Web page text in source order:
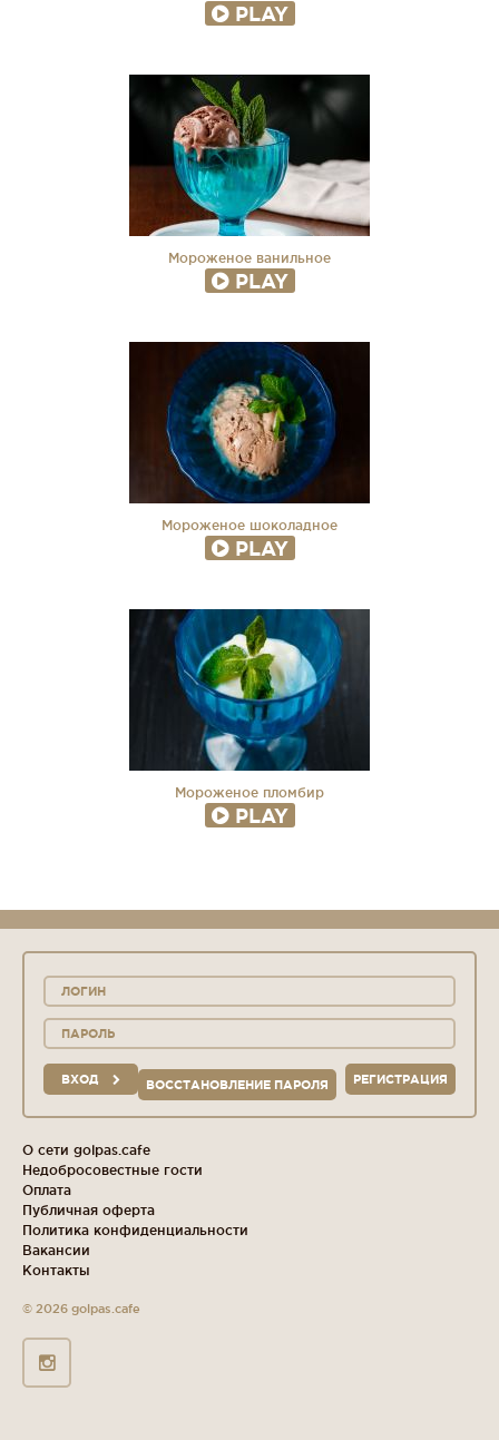
PLAY
Мороженое ванильное
PLAY
Мороженое шоколадное
PLAY
Мороженое пломбир
PLAY
ВХОД РЕГИСТРАЦИЯ
ВОССТАНОВЛЕНИЕ ПАРОЛЯ
О сети golpas.cafe
Недобросовестные гости
Оплата
Публичная оферта
Политика конфиденциальности
Вакансии
Контакты
© 2026 golpas.cafe